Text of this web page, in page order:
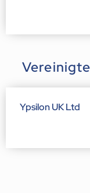
Ypsilon UK Ltd